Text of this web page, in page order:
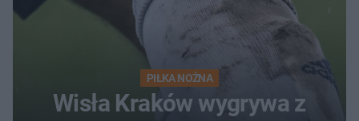
PIŁKA NOŻNA
Wisła Kraków wygrywa z